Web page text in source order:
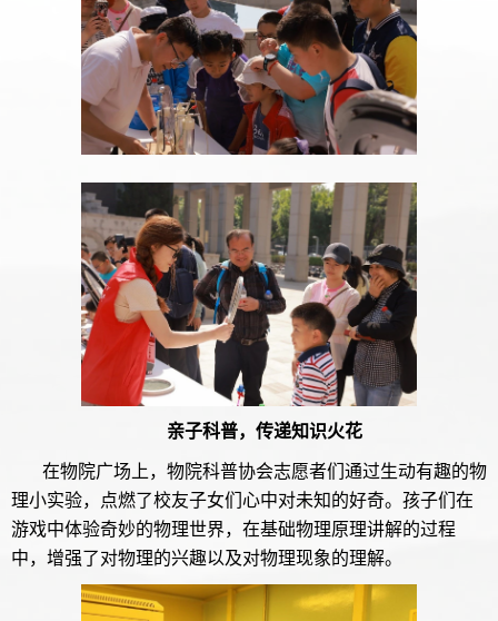
亲子科普，传递知识火花
在物院广场上，物院科普协会志愿者们通过生动有趣的物
理小实验，点燃了校友子女们心中对未知的好奇。孩子们在
游戏中体验奇妙的物理世界，在基础物理原理讲解的过程
中，增强了对物理的兴趣以及对物理现象的理解。